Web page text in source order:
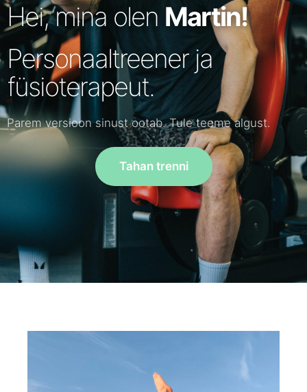
Hei, mina olen Martin!
Personaaltreener ja
füsioterapeut.
Parem versioon sinust ootab. Tule teeme algust.
Tahan trenni